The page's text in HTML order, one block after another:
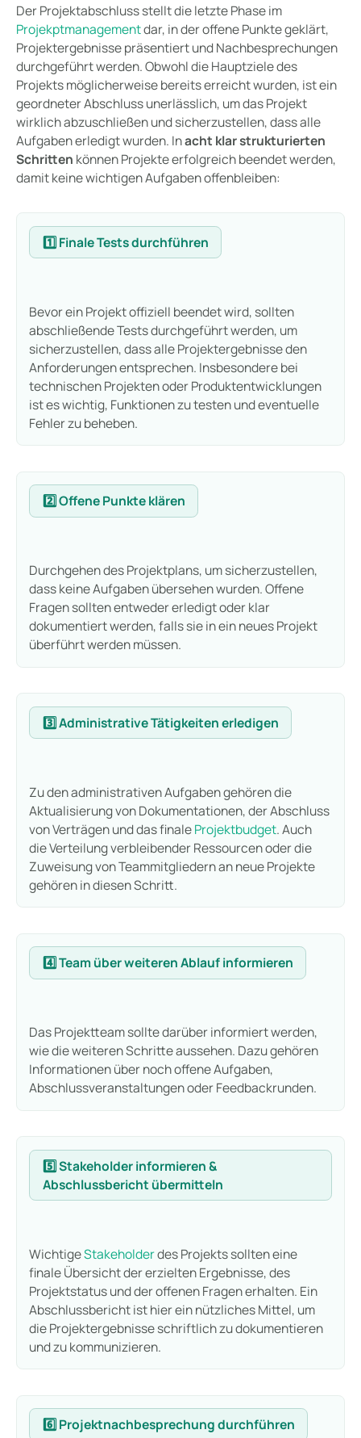
Der Projektabschluss stellt die letzte Phase im
Projekptmanagementdar, in der offene Punkte geklärt,
Projektergebnisse präsentiert und Nachbesprechungen
durchgeführt werden. Obwohl die Hauptziele des
Projekts möglicherweise bereits erreicht wurden, ist ein
geordneter Abschluss unerlässlich, um das Projekt
wirklich abzuschließen und sicherzustellen, dass alle
Aufgaben erledigt wurden. Inacht klar strukturierten
Schritten können Projekte erfolgreich beendet werden,
damit keine wichtigen Aufgaben offenbleiben:
1️⃣ Finale Tests durchführen
Bevor ein Projekt offiziell beendet wird, sollten
abschließende Tests durchgeführt werden, um
sicherzustellen, dass alle Projektergebnisse den
Anforderungen entsprechen. Insbesondere bei
technischen Projekten oder Produktentwicklungen
ist es wichtig, Funktionen zu testen und eventuelle
Fehler zu beheben.
2️⃣ Offene Punkte klären
Durchgehen des Projektplans, um sicherzustellen,
dass keine Aufgaben übersehen wurden. Offene
Fragen sollten entweder erledigt oder klar
dokumentiert werden, falls sie in ein neues Projekt
überführt werden müssen.
3️⃣ Administrative Tätigkeiten erledigen
Zu den administrativen Aufgaben gehören die
Aktualisierung von Dokumentationen, der Abschluss
von Verträgen und das finaleProjektbudget. Auch
die Verteilung verbleibender Ressourcen oder die
Zuweisung von Teammitgliedern an neue Projekte
gehören in diesen Schritt.
4️⃣ Team über weiteren Ablauf informieren
Das Projektteam sollte darüber informiert werden,
wie die weiteren Schritte aussehen. Dazu gehören
Informationen über noch offene Aufgaben,
Abschlussveranstaltungen oder Feedbackrunden.
5️⃣ Stakeholder informieren &
Abschlussbericht übermitteln
WichtigeStakeholderdes Projekts sollten eine
finale Übersicht der erzielten Ergebnisse, des
Projektstatus und der offenen Fragen erhalten. Ein
Abschlussbericht ist hier ein nützliches Mittel, um
die Projektergebnisse schriftlich zu dokumentieren
und zu kommunizieren.
6️⃣ Projektnachbesprechung durchführen